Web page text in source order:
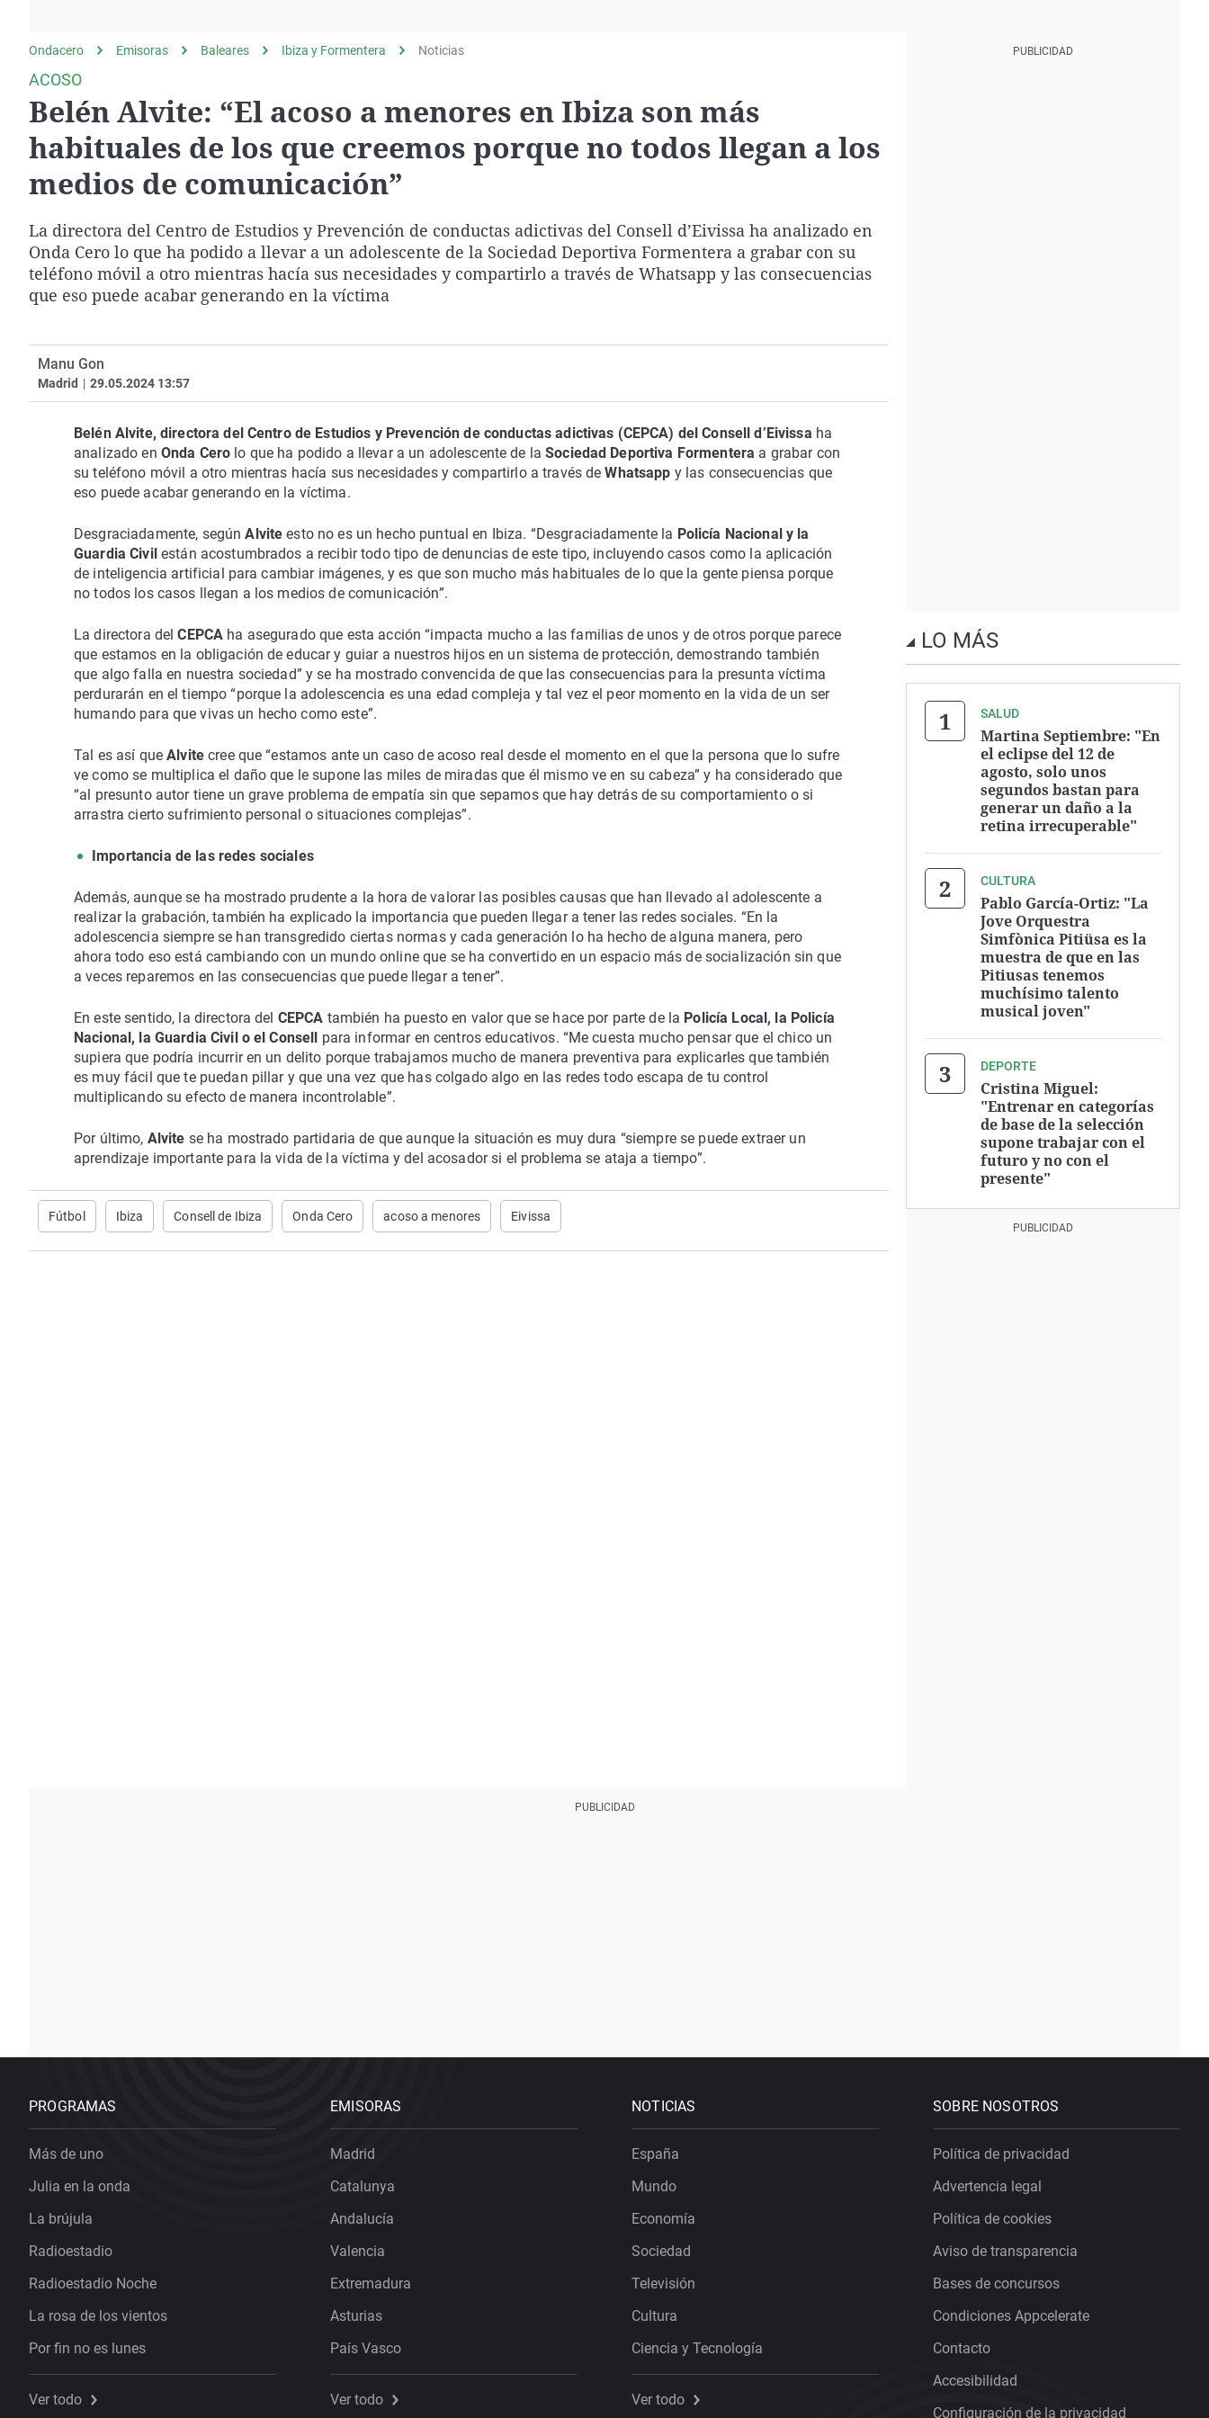
Operación Viuda
Negra
Ondacero Emisoras Baleares Ibiza y Formentera Noticias
ACOSO
Belén Alvite: “El acoso a menores en Ibiza son más
habituales de los que creemos porque no todos llegan a los
medios de comunicación”
La directora del Centro de Estudios y Prevención de conductas adictivas del Consell d’Eivissa ha analizado en
Onda Cero lo que ha podido a llevar a un adolescente de la Sociedad Deportiva Formentera a grabar con su
teléfono móvil a otro mientras hacía sus necesidades y compartirlo a través de Whatsapp y las consecuencias
que eso puede acabar generando en la víctima
Manu Gon
Madrid | 29.05.2024 13:57
Belén Alvite, directora del Centro de Estudios y Prevención de conductas adictivas (CEPCA) del Consell d’Eivissa ha
analizado en Onda Cero lo que ha podido a llevar a un adolescente de laSociedad Deportiva Formentera a grabar con
su teléfono móvil a otro mientras hacía sus necesidades y compartirlo a través deWhatsapp y las consecuencias que
eso puede acabar generando en la víctima.
Desgraciadamente, segúnAlviteesto no es un hecho puntual en Ibiza. “Desgraciadamente la Policía Nacional y la
Guardia Civil están acostumbrados a recibir todo tipo de denuncias de este tipo, incluyendo casos como la aplicación
de inteligencia artificial para cambiar imágenes, y es que son mucho más habituales de lo que la gente piensa porque
no todos los casos llegan a los medios de comunicación”.
La directora delCEPCA ha asegurado que esta acción “impacta mucho a las familias de unos y de otros porque parece
que estamos en la obligación de educar y guiar a nuestros hijos en un sistema de protección, demostrando también
que algo falla en nuestra sociedad” y se ha mostrado convencida de que las consecuencias para la presunta víctima
perdurarán en el tiempo “porque la adolescencia es una edad compleja y tal vez el peor momento en la vida de un ser
humando para que vivas un hecho como este”.
Tal es así queAlvitecree que “estamos ante un caso de acoso real desde el momento en el que la persona que lo sufre
ve como se multiplica el daño que le supone las miles de miradas que él mismo ve en su cabeza” y ha considerado que
“al presunto autor tiene un grave problema de empatía sin que sepamos que hay detrás de su comportamiento o si
arrastra cierto sufrimiento personal o situaciones complejas”.
Importancia de las redes sociales
Además, aunque se ha mostrado prudente a la hora de valorar las posibles causas que han llevado al adolescente a
realizar la grabación, también ha explicado la importancia que pueden llegar a tener las redes sociales. “En la
adolescencia siempre se han transgredido ciertas normas y cada generación lo ha hecho de alguna manera, pero
ahora todo eso está cambiando con un mundo online que se ha convertido en un espacio más de socialización sin que
a veces reparemos en las consecuencias que puede llegar a tener”.
En este sentido, la directora del CEPCA también ha puesto en valor que se hace por parte de la Policía Local, la Policía
Nacional, la Guardia Civil o el Consell para informar en centros educativos. “Me cuesta mucho pensar que el chico un
supiera que podría incurrir en un delito porque trabajamos mucho de manera preventiva para explicarles que también
es muy fácil que te puedan pillar y que una vez que has colgado algo en las redes todo escapa de tu control
multiplicando su efecto de manera incontrolable”.
Por último, Alvite se ha mostrado partidaria de que aunque la situación es muy dura “siempre se puede extraer un
aprendizaje importante para la vida de la víctima y del acosador si el problema se ataja a tiempo”.
Fútbol Ibiza Consell de Ibiza Onda Cero acoso a menores Eivissa
LO MÁS
SALUD
Martina Septiembre: "En
el eclipse del 12 de
agosto, solo unos
segundos bastan para
generar un daño a la
retina irrecuperable"
CULTURA
Pablo García-Ortiz: "La
Jove Orquestra
Simfònica Pitiüsa es la
muestra de que en las
Pitiusas tenemos
muchísimo talento
musical joven"
DEPORTE
Cristina Miguel:
"Entrenar en categorías
de base de la selección
supone trabajar con el
futuro y no con el
presente"
PROGRAMAS
Más de uno
Julia en la onda
La brújula
Radioestadio
Radioestadio Noche
La rosa de los vientos
Por fin no es lunes
Ver todo
EMISORAS
Madrid
Catalunya
Andalucía
Valencia
Extremadura
Asturias
País Vasco
Ver todo
NOTICIAS
España
Mundo
Economía
Sociedad
Televisión
Cultura
Ciencia y Tecnología
Ver todo
SOBRE NOSOTROS
Política de privacidad
Advertencia legal
Política de cookies
Aviso de transparencia
Bases de concursos
Condiciones Appcelerate
Contacto
Accesibilidad
Configuración de la privacidad